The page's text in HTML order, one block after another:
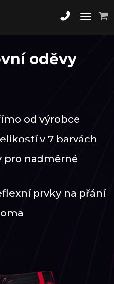
Toggle
oděvy
od výrobce
v 7 barvách
pro nadměrné
prvky na přání